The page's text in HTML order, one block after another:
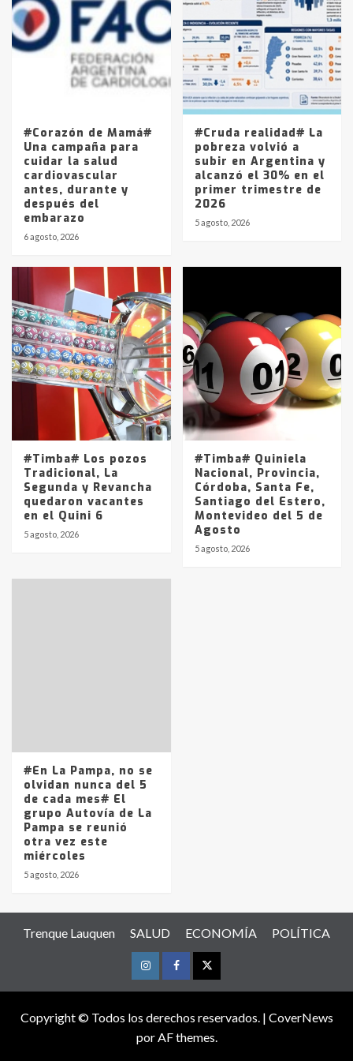
4
joven de Trenque Lauquen
Los precios de los combustibles en
La Pampa, desde YPF hasta Axion
entre 857 a 1338 pesos
#Corazón de Mamá#
Una campaña para
cuidar la salud
cardiovascular
antes, durante y
después del
embarazo
6 agosto, 2026
#Cruda realidad# La
pobreza volvió a
subir en Argentina y
alcanzó el 30% en el
primer trimestre de
2026
5 agosto, 2026
#Timba# Los pozos
Tradicional, La
Segunda y Revancha
quedaron vacantes
en el Quini 6
5 agosto, 2026
#Timba# Quiniela
Nacional, Provincia,
Córdoba, Santa Fe,
Santiago del Estero,
Montevideo del 5 de
Agosto
5 agosto, 2026
#En La Pampa, no se
olvidan nunca del 5
de cada mes# El
grupo Autovía de La
Pampa se reunió
otra vez este
miércoles
5 agosto, 2026
Trenque Lauquen SALUD ECONOMÍA POLÍTICA
InstagramFacebookTwitter
Copyright © Todos los derechos reservados. | CoverNews
por AF themes.